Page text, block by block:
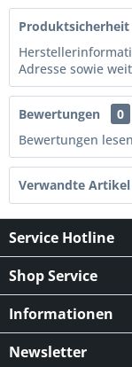
Produktsicherheit
Adresse sowie
Bewertungen
0
Bewertungen
Verwandte Artikel
Service Hotline
Shop Service
Informationen
Newsletter